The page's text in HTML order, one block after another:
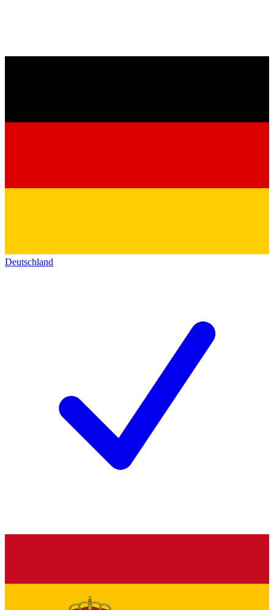
Deutschland